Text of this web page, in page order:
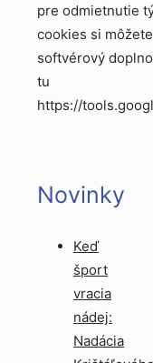
pre odmietnutie
cookies si
softvérový
tu
https://
Novinky
Keď
šport
vracia
nádej:
Nadácia